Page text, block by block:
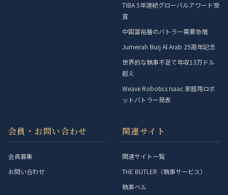
TIBA 5年連続グローバルアワード受
賞
中国富裕層のバトラー需要急増
Jumeirah Burj Al Arab 25周年記念
世界的な執事不足で年収13万ドル
超え
Weave Robotics Isaac 家庭用ロボ
ットバトラー発表
会員・お問い合わせ
会員募集
お問い合わせ
関連サイト
関連サイト一覧
THE BUTLER（執事サービス）
執事ベル